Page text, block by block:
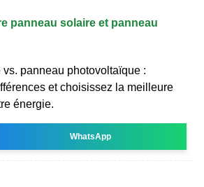
panneau solaire et panneau
panneau photovoltaïque :
et choisissez la meilleure
énergie.
WhatsApp